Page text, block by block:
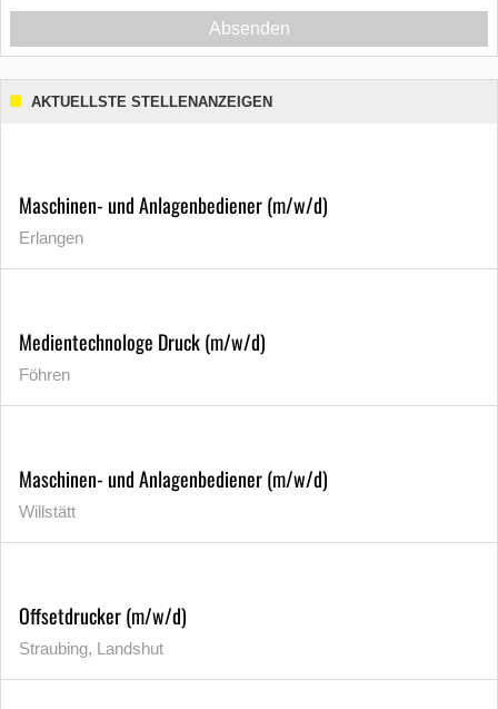
Absenden
AKTUELLSTE STELLENANZEIGEN
Maschinen- und Anlagenbediener (m/w/d)
Erlangen
Medientechnologe Druck (m/w/d)
Föhren
Maschinen- und Anlagenbediener (m/w/d)
Willstätt
Offsetdrucker (m/w/d)
Straubing, Landshut